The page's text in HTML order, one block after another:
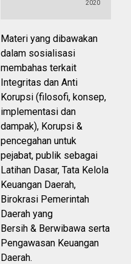
2020
Materi yang dibawakan
dalam sosialisasi
membahas terkait
Integritas dan Anti
Korupsi (filosofi, konsep,
implementasi dan
dampak), Korupsi &
pencegahan untuk
pejabat, publik sebagai
Latihan Dasar, Tata Kelola
Keuangan Daerah,
Birokrasi Pemerintah
Daerah yang
Bersih & Berwibawa serta
Pengawasan Keuangan
Daerah.